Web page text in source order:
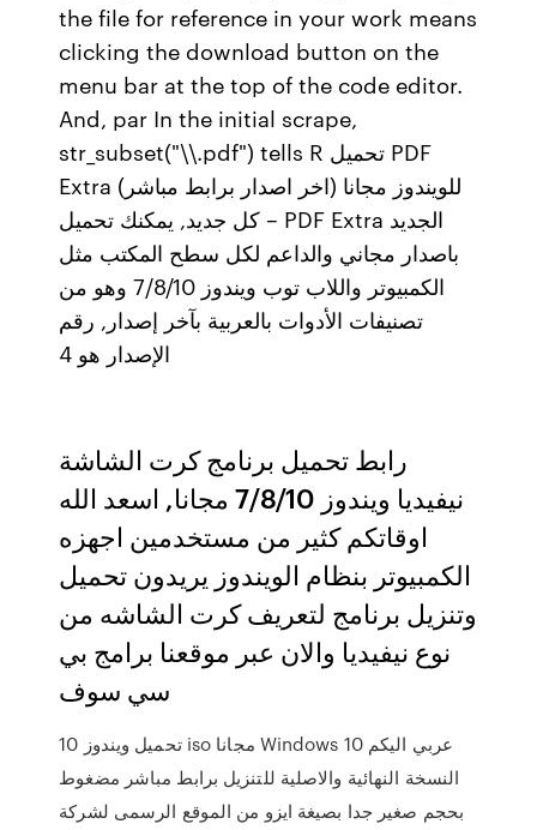
the file for reference in your work means
clicking the download button on the
menu bar at the top of the code editor.
And, par In the initial scrape,
str_subset("\\.pdf") tells R تحميل PDF
Extra للويندوز مجانا (اخر اصدار برابط مباشر)
– كل جديد, يمكنك تحميل PDF Extra الجديد
باصدار مجاني والداعم لكل سطح المكتب مثل
الكمبيوتر واللاب توب ويندوز 7/8/10 وهو من
تصنيفات الأدوات بالعربية بآخر إصدار, رقم
الإصدار هو 4
رابط تحميل برنامج كرت الشاشة
نيفيديا ويندوز 7/8/10 مجانا, اسعد الله
اوقاتكم كثير من مستخدمين اجهزه
الكمبيوتر بنظام الويندوز يريدون تحميل
وتنزيل برنامج لتعريف كرت الشاشه من
نوع نيفيديا والان عبر موقعنا برامج بي
سي سوف
تحميل ويندوز 10 iso مجانا Windows 10 عربي اليكم
النسخة النهائية والاصلية للتنزيل برابط مباشر مضغوط
بحجم صغير جدا بصيغة ايزو من الموقع الرسمى لشركة